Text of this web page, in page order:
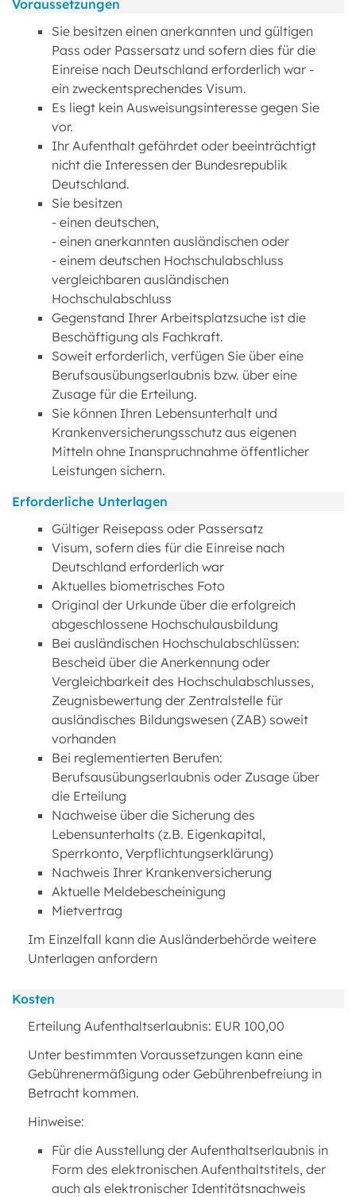
Voraussetzungen
Sie besitzen einen anerkannten und gültigen
Pass oder Passersatz und sofern dies für die
Einreise nach Deutschland erforderlich war -
ein zweckentsprechendes Visum.
Es liegt kein Ausweisungsinteresse gegen Sie
vor.
Ihr Aufenthalt gefährdet oder beeinträchtigt
nicht die Interessen der Bundesrepublik
Deutschland.
Sie besitzen
- einen deutschen,
- einen anerkannten ausländischen oder
- einem deutschen Hochschulabschluss
vergleichbaren ausländischen
Hochschulabschluss
Gegenstand Ihrer Arbeitsplatzsuche ist die
Beschäftigung als Fachkraft.
Soweit erforderlich, verfügen Sie über eine
Berufsausübungserlaubnis bzw. über eine
Zusage für die Erteilung.
Sie können Ihren Lebensunterhalt und
Krankenversicherungsschutz aus eigenen
Mitteln ohne Inanspruchnahme öffentlicher
Leistungen sichern.
Erforderliche Unterlagen
Gültiger Reisepass oder Passersatz
Visum, sofern dies für die Einreise nach
Deutschland erforderlich war
Aktuelles biometrisches Foto
Original der Urkunde über die erfolgreich
abgeschlossene Hochschulausbildung
Bei ausländischen Hochschulabschlüssen:
Bescheid über die Anerkennung oder
Vergleichbarkeit des Hochschulabschlusses,
Zeugnisbewertung der Zentralstelle für
ausländisches Bildungswesen (ZAB) soweit
vorhanden
Bei reglementierten Berufen:
Berufsausübungserlaubnis oder Zusage über
die Erteilung
Nachweise über die Sicherung des
Lebensunterhalts (z.B. Eigenkapital,
Sperrkonto, Verpflichtungserklärung)
Nachweis Ihrer Krankenversicherung
Aktuelle Meldebescheinigung
Mietvertrag
Im Einzelfall kann die Ausländerbehörde weitere
Unterlagen anfordern
Kosten
Erteilung Aufenthaltserlaubnis: EUR 100,00
Unter bestimmten Voraussetzungen kann eine
Gebührenermäßigung oder Gebührenbefreiung in
Betracht kommen.
Hinweise:
Für die Ausstellung der Aufenthaltserlaubnis in
Form des elektronischen Aufenthaltstitels, der
auch als elektronischer Identitätsnachweis